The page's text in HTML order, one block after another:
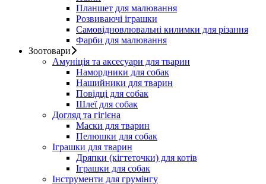
Планшет для малювання
Розвиваючі іграшки
Самовідновлювальні килимки для різання
Фарби для малювання
Зоотовари
Амуніція та аксесуари для тварин
Намордники для собак
Нашийники для тварин
Повідці для собак
Шлеї для собак
Догляд та гігієна
Маски для тварин
Пелюшки для собак
Іграшки для тварин
Дряпки (кігтеточки) для котів
Іграшки для собак
Інструменти для грумінгу